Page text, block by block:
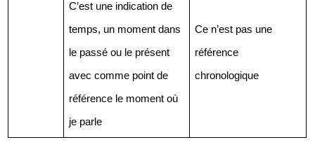
qui a comme point de référence maintenant. Ça veut
dire que on prend aujourd'hui, le moment où je parle,
donc maintenant, comme notre référence et on regarde
combien de temps avant. Donc si je dis "la semaine
dernière", eh bien maintenant je suis le 12 juillet (quand
j'enregistre cet épisode), eh bien, la semaine dernière,
C’est une indication de
temps, un moment dans
le passé ou le présent
avec comme point de
référence le moment où
je parle
Ce n’est pas une
référence
chronologique